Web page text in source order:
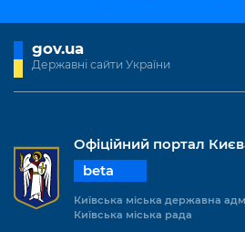
gov.ua
Державні сайти України
Офіційний портал
beta
Київська міська державна
Київська міська рада